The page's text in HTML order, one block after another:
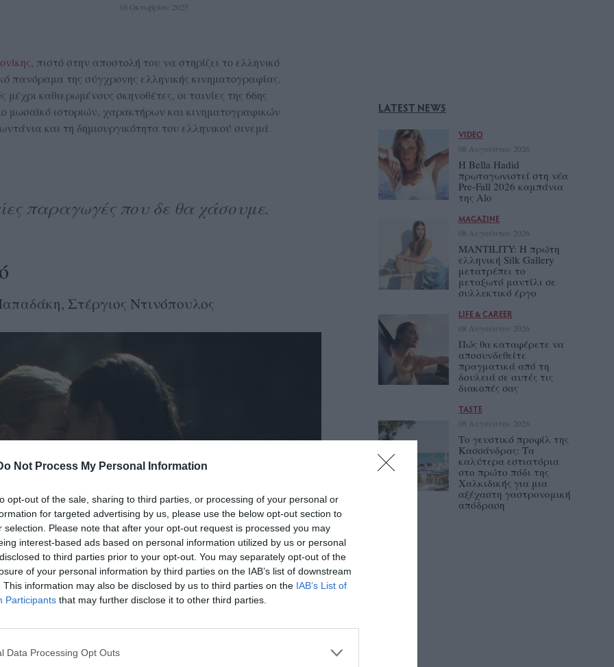
Not Process My Personal Information
opt-out of the sale, sharing to third parties, or processing of your personal or
for targeted advertising by us, please use the below opt-out section to
selection. Please note that after your opt-out request is processed you may
interest-based ads based on personal information utilized by us or personal
to third parties prior to your opt-out. You may separately opt-out of the
of your personal information by third parties on the IAB’s list of downstream
This information may also be disclosed by us to third parties on the IAB’s List of
Participants that may further disclose it to other third parties.
Data Processing Opt Outs
16 Οκτωβρίου 2025
, πιστό στην αποστολή του να στηρίζει το ελληνικό
πανόραμα της σύγχρονης ελληνικής κινηματογραφίας.
καθιερωμένους σκηνοθέτες, οι ταινίες της 66ης
μωσαϊκό ιστοριών, χαρακτήρων και κινηματογραφικών
και τη δημιουργικότητα του ελληνικού σινεμά
παραγωγές που δε θα χάσουμε.
Στέργιος Ντινόπουλος
από το ορεινό χωριό της Τύρνας, αντιμετωπίζουν μια
την εγκυμοσύνη της και σκοπεύει να φύγει με
LATEST NEWS
VIDEO
08 Αυγούστου 2026
Η Bella Hadid
πρωταγωνιστεί στη νέα
Pre-Fall 2026 καμπάνια
της Alo
MAGAZINE
08 Αυγούστου 2026
MANTILITY: Η πρώτη
ελληνική Silk Gallery
μετατρέπει το
μεταξωτό μαντίλι σε
συλλεκτικό έργο
LIFE & CAREER
08 Αυγούστου 2026
Πώς θα καταφέρετε να
αποσυνδεθείτε
πραγματικά από τη
δουλειά σε αυτές τις
διακοπές σας
TASTE
08 Αυγούστου 2026
Το γευστικό προφίλ της
Κασσάνδρας: Τα
καλύτερα εστιατόρια
στο πρώτο πόδι της
Χαλκιδικής για μια
αξέχαστη γαστρονομική
απόδραση